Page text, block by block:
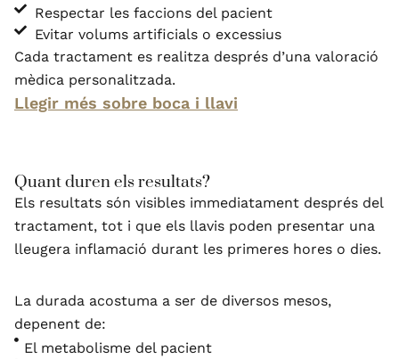
Respectar les faccions del pacient
Evitar volums artificials o excessius
Cada tractament es realitza després d’una valoració
mèdica personalitzada.
Llegir més sobre boca i llavi
Quant duren els resultats?
Els resultats són visibles immediatament després del
tractament, tot i que els llavis poden presentar una
lleugera inflamació durant les primeres hores o dies.
La durada acostuma a ser de diversos mesos,
depenent de:
El metabolisme del pacient